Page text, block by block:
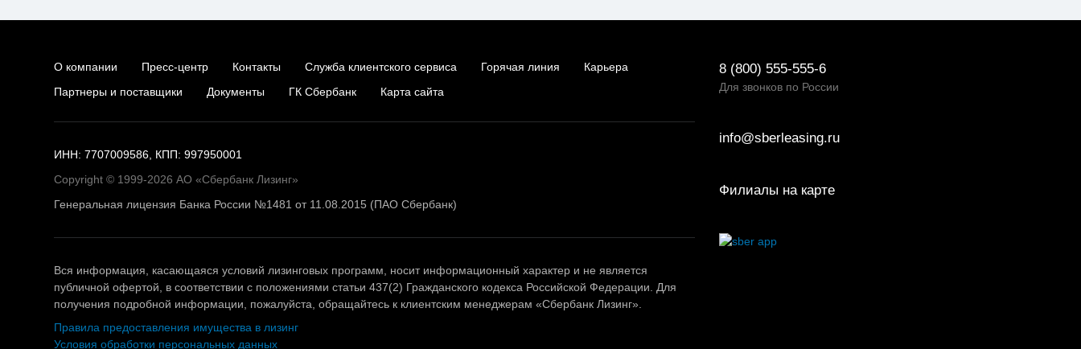
О компании Пресс-центр Контакты Служба клиентского сервиса Горячая линия
Карьера
Партнеры и поставщики
Документы ГК Сбербанк Карта сайта
ИНН: 7707009586, КПП: 997950001
Copyright © 1999-2026 АО «Сбербанк Лизинг»
Генеральная лицензия Банка России №1481 от 11.08.2015 (ПАО Сбербанк)
Вся информация, касающаяся условий лизинговых программ, носит информационный характер и не является
публичной офертой, в соответствии с положениями статьи 437(2) Гражданского кодекса Российской Федерации. Для
получения подробной информации, пожалуйста, обращайтесь к клиентским менеджерам «Сбербанк Лизинг».
Правила предоставления имущества в лизинг
Условия обработки персональных данных
8 (800) 555-555-6
Для звонков по России
info@sberleasing.ru
Филиалы на карте